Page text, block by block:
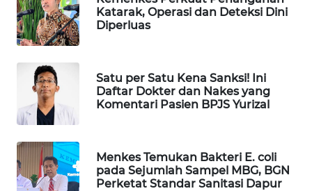
Katarak, Operasi dan Deteksi Dini
Diperluas
Satu per Satu Kena Sanksi! Ini
Daftar Dokter dan Nakes yang
Komentari Pasien BPJS Yurizal
Menkes Temukan Bakteri E. coli
pada Sejumlah Sampel MBG, BGN
Perketat Standar Sanitasi Dapur
KONSUMEN
LISTRIK
KELISTRIKAN
WALINKI
ID
MAWAKA
ID